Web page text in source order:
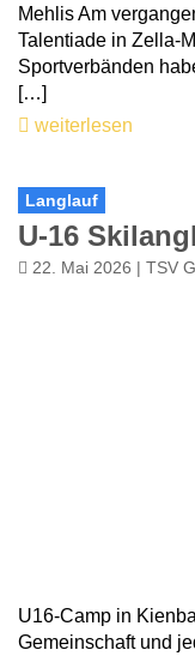
Mehlis Am
Talentiade in Zella-
Sportverbänden
[…]
weiterlesen
Langlauf
U-16
22. Mai 2026 | TSV
U16-Camp in
Gemeinschaft und